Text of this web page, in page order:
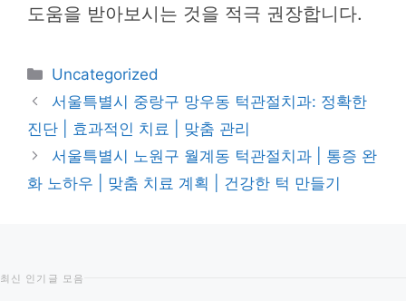
도움을 받아보시는 것을 적극 권장합니다.
카
테
고
리
Uncategorized
서울특별시 중랑구 망우동 턱관절치과: 정확한
진단 | 효과적인 치료 | 맞춤 관리
서울특별시 노원구 월계동 턱관절치과 | 통증 완
화 노하우 | 맞춤 치료 계획 | 건강한 턱 만들기
최신 인기글 모음